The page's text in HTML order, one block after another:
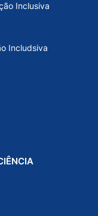
Inclusiva
Includsiva